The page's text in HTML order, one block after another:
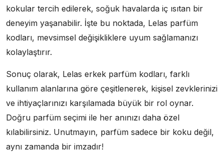
kokular tercih edilerek, soğuk havalarda iç ısıtan bir
deneyim yaşanabilir. İşte bu noktada, Lelas parfüm
kodları, mevsimsel değişikliklere uyum sağlamanızı
kolaylaştırır.
Sonuç olarak, Lelas erkek parfüm kodları, farklı
kullanım alanlarına göre çeşitlenerek, kişisel zevklerinizi
ve ihtiyaçlarınızı karşılamada büyük bir rol oynar.
Doğru parfüm seçimi ile her anınızı daha özel
kılabilirsiniz. Unutmayın, parfüm sadece bir koku değil,
aynı zamanda bir imzadır!